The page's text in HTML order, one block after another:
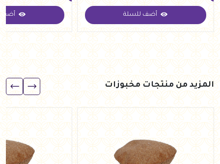
جنيه
أضف للسلة
جنيه
أضف
المزيد من منتجات مخبوزات